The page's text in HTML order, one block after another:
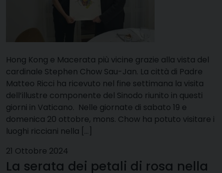
Hong Kong e Macerata più vicine grazie alla vista del
cardinale Stephen Chow Sau-Jan. La città di Padre
Matteo Ricci ha ricevuto nel fine settimana la visita
dell’illustre componente del Sinodo riunito in questi
giorni in Vaticano. Nelle giornate di sabato 19 e
domenica 20 ottobre, mons. Chow ha potuto visitare i
luoghi ricciani nella […]
21 Ottobre 2024
La serata dei petali di rosa nella